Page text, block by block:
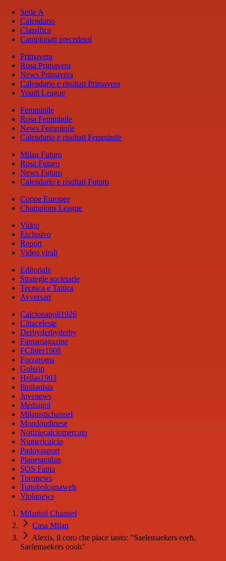
Serie A
Calendario
Classifica
Campionati precedenti
Primavera
Rosa Primavera
News Primavera
Calendario e risultati Primavera
Youth League
Femminile
Rosa Femminile
News Femminile
Calendario e risultati Femminile
Milan Futuro
Rosa Futuro
News Futuro
Calendario e risultati Futuro
Coppe Europee
Champions League
Video
Esclusivo
Report
Video virali
Editoriale
Strategie societarie
Tecnica e Tattica
Avversari
Calcionapoli1926
Cittaceleste
Derbyderbyderby
Fantamagazine
FCInter1908
Forzaroma
Golssip
Hellas1903
Ilmilanista
Juvenews
Mediagol
Milanistichannel
Mondoudinese
Notiziecalciomercato
Numericalcio
Padovasport
Pianetamilan
SOS Fanta
Toronews
Tuttobolognaweb
Violanews
Milanisti Channel
Casa Milan
Alexis, il coro che piace tanto: "Saelemaekers eeeh,
Saelemaekers oooh"